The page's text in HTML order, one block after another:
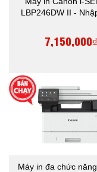
LBP246DW II -
7,150,000₫
Máy in đa chức